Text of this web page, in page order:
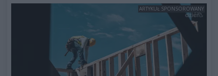
ARTYKUŁ SPONSOROWANY